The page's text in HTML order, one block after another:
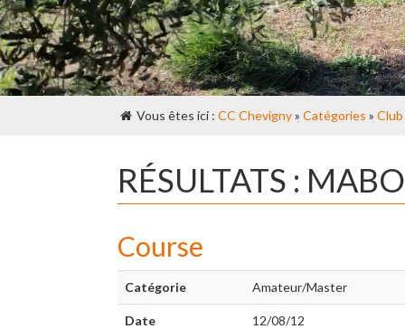
Vous êtes ici : CC Chevigny» Catégories » Club
RÉSULTATS :
Course
Catégorie Amateur/Master
Date 12/08/12